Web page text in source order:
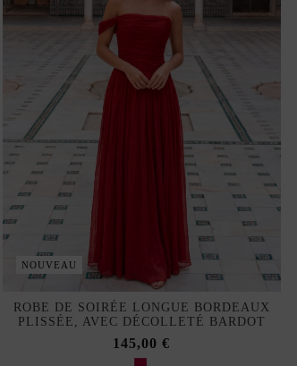
NOUVEAU
ROBE DE SOIRÉE LONGUE BORDEAUX
PLISSÉE, AVEC DÉCOLLETÉ BARDOT
145,00 €